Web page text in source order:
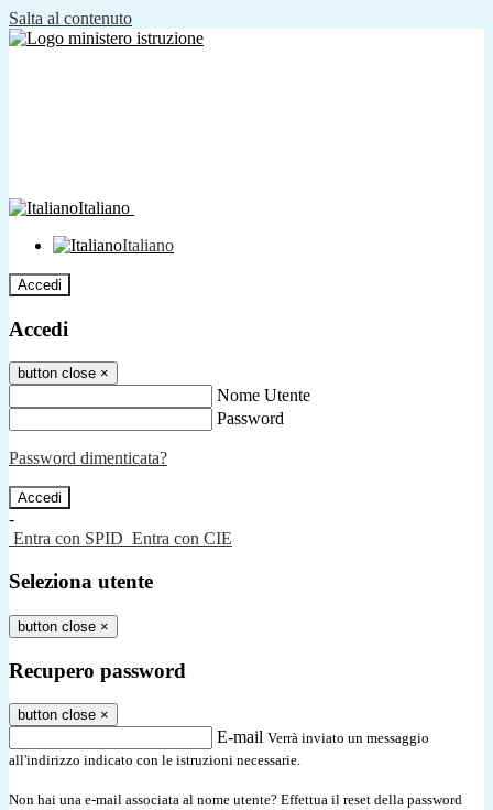
Salta al contenuto
Italiano
Italiano
Accedi
Accedi
button close ×
Nome Utente
Password
Password dimenticata?
-
Entra con SPID Entra con CIE
Seleziona utente
button close ×
Recupero password
button close ×
E-mail Verrà inviato un messaggio
all'indirizzo indicato con le istruzioni necessarie.
Non hai una e-mail associata al nome utente? Effettua il reset della password